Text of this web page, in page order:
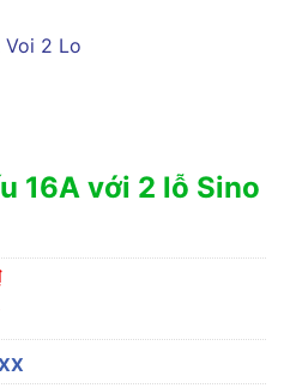
16A với 2 lỗ Sino